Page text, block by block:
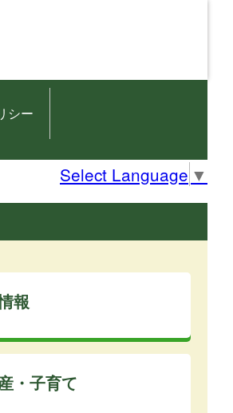
シー
Select Language ▼
報
・子育て